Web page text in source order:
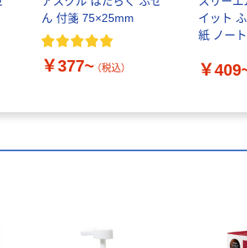
ん 付箋 75×25mm
￥377~ （税込）
イット
紙 ノー
￥